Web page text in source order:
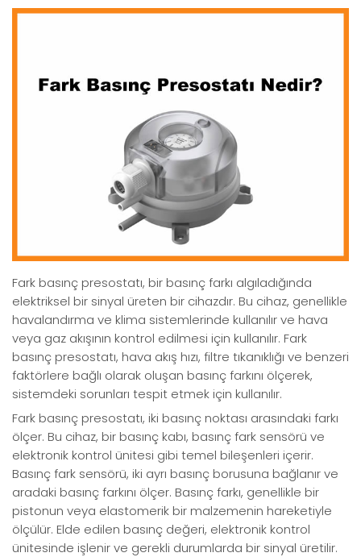
Fark basınç presostatı, bir basınç farkı algıladığında
elektriksel bir sinyal üreten bir cihazdır. Bu cihaz, genellikle
havalandırma ve klima sistemlerinde kullanılır ve hava
veya gaz akışının kontrol edilmesi için kullanılır. Fark
basınç presostatı, hava akış hızı, filtre tıkanıklığı ve benzeri
faktörlere bağlı olarak oluşan basınç farkını ölçerek,
sistemdeki sorunları tespit etmek için kullanılır.
Fark basınç presostatı, iki basınç noktası arasındaki farkı
ölçer. Bu cihaz, bir basınç kabı, basınç fark sensörü ve
elektronik kontrol ünitesi gibi temel bileşenleri içerir.
Basınç fark sensörü, iki ayrı basınç borusuna bağlanır ve
aradaki basınç farkını ölçer. Basınç farkı, genellikle bir
pistonun veya elastomerik bir malzemenin hareketiyle
ölçülür. Elde edilen basınç değeri, elektronik kontrol
ünitesinde işlenir ve gerekli durumlarda bir sinyal üretilir.